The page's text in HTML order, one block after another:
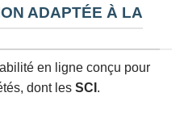
ADAPTÉE À LA
en ligne conçu pour
dont les SCI .